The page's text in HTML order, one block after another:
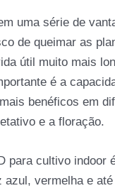
uma série de
de queimar as
útil muito mais
é a
benéficos em
e a floração.
para cultivo indoor
azul, vermelha e